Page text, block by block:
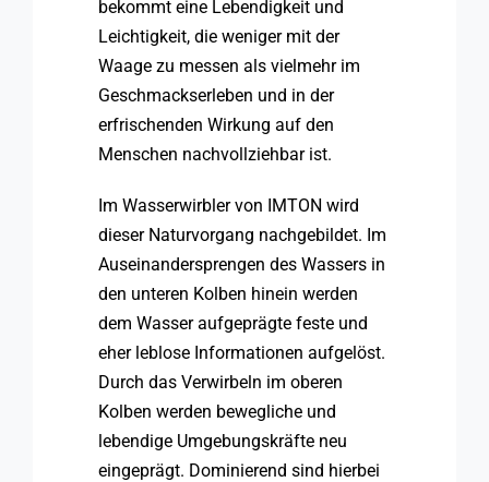
bekommt eine Lebendigkeit und
Leichtigkeit, die weniger mit der
Waage zu messen als vielmehr im
Geschmackserleben und in der
erfrischenden Wirkung auf den
Menschen nachvollziehbar ist.
Im Wasserwirbler von IMTON wird
dieser Naturvorgang nachgebildet. Im
Auseinandersprengen des Wassers in
den unteren Kolben hinein werden
dem Wasser aufgeprägte feste und
eher leblose Informationen aufgelöst.
Durch das Verwirbeln im oberen
Kolben werden bewegliche und
lebendige Umgebungskräfte neu
eingeprägt. Dominierend sind hierbei